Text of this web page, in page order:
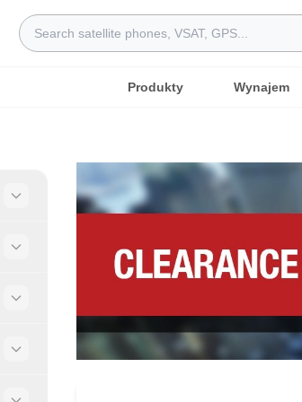
Search
Produkty Wynajem